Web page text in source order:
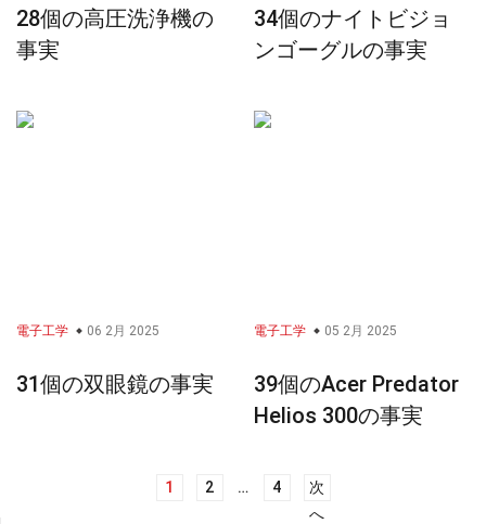
28個の高圧洗浄機の
事実
34個のナイトビジョ
ンゴーグルの事実
電子工学 06 2月 2025
31個の双眼鏡の事実
電子工学 05 2月 2025
39個のAcer Predator
Helios 300の事実
1 2 … 4
次
へ